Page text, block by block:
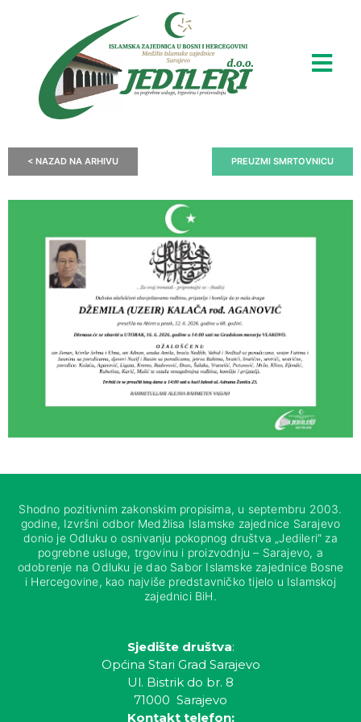
< NAZAD NA ARHIVU PREUZMI SMRTOVNICU
Shodno pozitivnim zakonskim propisima, u septembru 2003.
godine, Izvršni odbor Medžlisa Islamske zajednice Sarajevo
donio je Odluku o osnivanju pokopnog društva „Jedileri“ za
pogrebne usluge, trgovinu i proizvodnju – Sarajevo, a
odobrenje na Odluku je dao Sabor Islamske zajednice Bosne
i Hercegovine, kao najviše predstavničko tijelo u Islamskoj
zajednici BiH.
Sjedište društva:
Općina Stari Grad Sarajevo
Ul. Bistrik do br. 8
71000 Sarajevo
Kontakt telefon: